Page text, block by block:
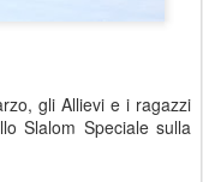
gli Allievi e i ragazzi
Slalom Speciale sulla